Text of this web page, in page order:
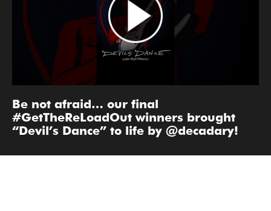
Be not afraid… our final
#GetTheReLoadOut winners brought
“Devil’s Dance” to life by @decadary!